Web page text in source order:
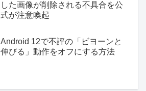
した画像が削除される不具合を公
式が注意喚起
Android 12で不評の「ビヨーンと
伸びる」動作をオフにする方法